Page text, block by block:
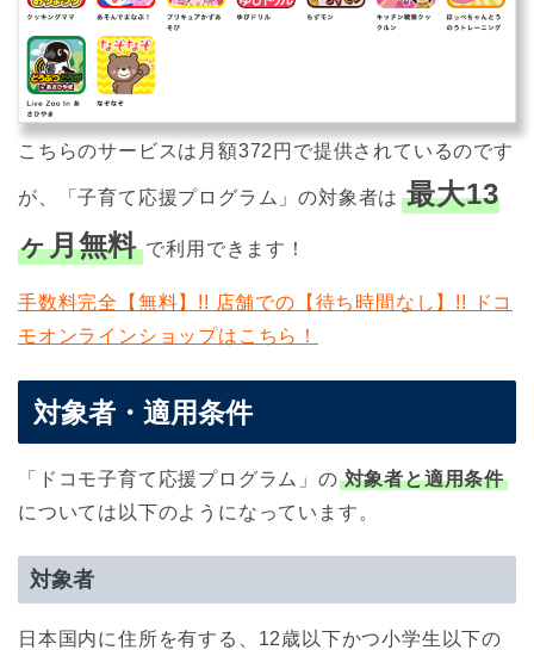
こちらのサービスは月額372円で提供されているのです
が、「子育て応援プログラム」の対象者は 最大13
ヶ月無料 で利用できます！
手数料完全【無料】!! 店舗での【待ち時間なし】!! ドコ
モオンラインショップはこちら！
対象者・適用条件
「ドコモ子育て応援プログラム」の 対象者と適用条件
については以下のようになっています。
対象者
日本国内に住所を有する、12歳以下かつ小学生以下の